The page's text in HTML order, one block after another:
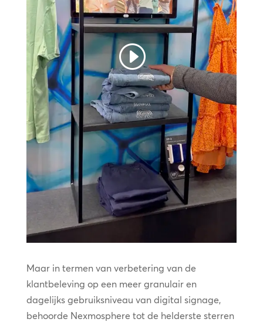
Maar in termen van verbetering van de
klantbeleving op een meer granulair en
dagelijks gebruiksniveau van digital signage,
behoorde Nexmosphere tot de helderste sterren